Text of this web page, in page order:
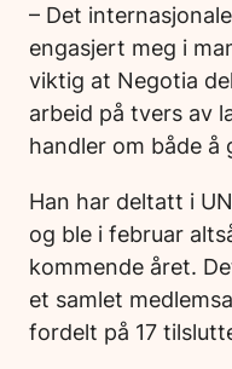
– Det
engasjert meg i
viktig at Negotia
arbeid på tvers av
handler om både å
Han har deltatt i
og ble i februar
kommende året.
et samlet
fordelt på 17